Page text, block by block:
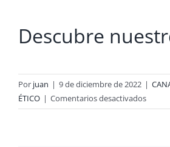
Descubre
Por juan | 9 de diciembre de 2022 |
ÉTICO | Comentarios desactivadosen